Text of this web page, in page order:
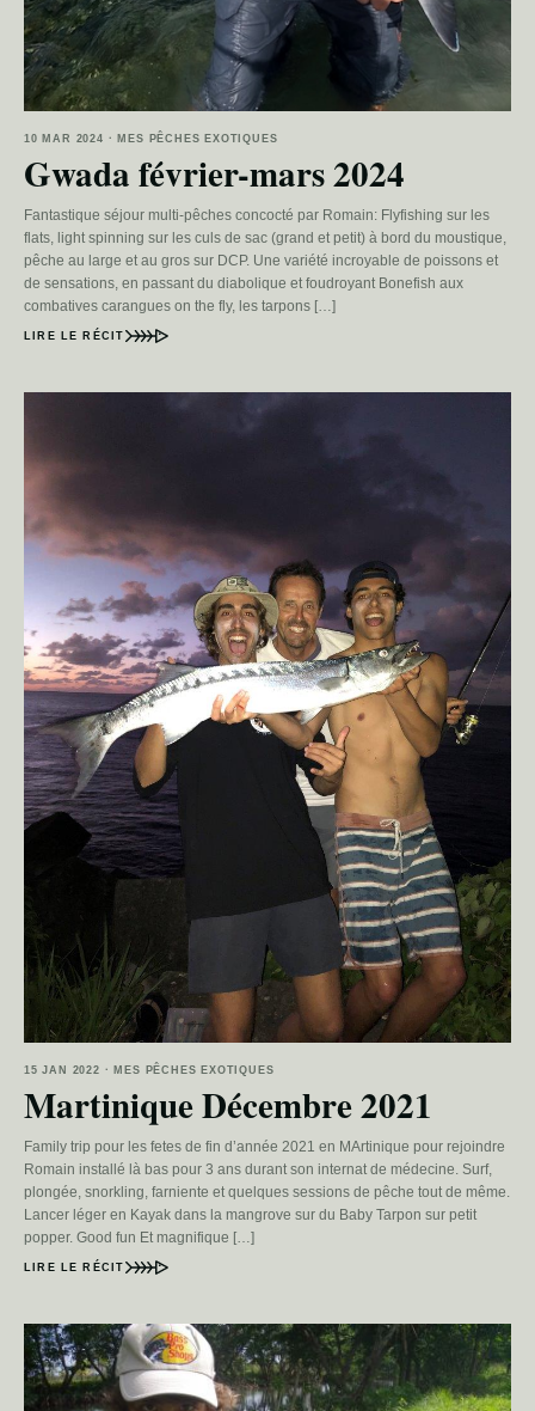
10 MAR 2024 · MES PÊCHES EXOTIQUES
Gwada février-mars 2024
Fantastique séjour multi-pêches concocté par Romain: Flyfishing sur les
flats, light spinning sur les culs de sac (grand et petit) à bord du moustique,
pêche au large et au gros sur DCP. Une variété incroyable de poissons et
de sensations, en passant du diabolique et foudroyant Bonefish aux
combatives carangues on the fly, les tarpons […]
LIRE LE RÉCIT
15 JAN 2022 · MES PÊCHES EXOTIQUES
Martinique Décembre 2021
Family trip pour les fetes de fin d’année 2021 en MArtinique pour rejoindre
Romain installé là bas pour 3 ans durant son internat de médecine. Surf,
plongée, snorkling, farniente et quelques sessions de pêche tout de même.
Lancer léger en Kayak dans la mangrove sur du Baby Tarpon sur petit
popper. Good fun Et magnifique […]
LIRE LE RÉCIT